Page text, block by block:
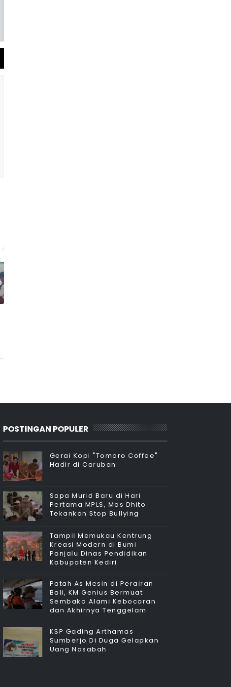
POSTINGAN POPULER
Gerai Kopi "Tomoro Coffee"
Hadir di Caruban
Sapa Murid Baru di Hari
Pertama MPLS, Mas Dhito
Tekankan Stop Bullying
Tampil Memukau Kentrung
Kreasi Modern di Bumi
Panjalu Dinas Pendidikan
Kabupaten Kediri
Patah As Mesin di Perairan
Bali, KM Genius Bermuat
Sembako Alami Kebocoran
dan Akhirnya Tenggelam
KSP Gading Arthamas
Sumberjo Di Duga Gelapkan
Uang Nasabah